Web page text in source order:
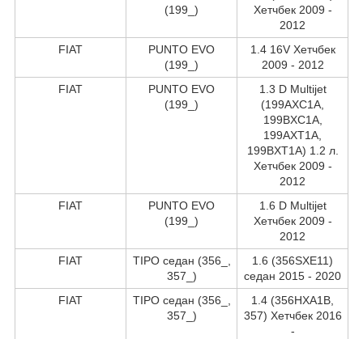
(199_)
Хетчбек 2009 -
2012
FIAT
PUNTO EVO
(199_)
1.4 16V Хетчбек
2009 - 2012
FIAT
PUNTO EVO
(199_)
1.3 D Multijet
(199AXC1A,
199BXC1A,
199AXT1A,
199BXT1A) 1.2 л.
Хетчбек 2009 -
2012
FIAT
PUNTO EVO
(199_)
1.6 D Multijet
Хетчбек 2009 -
2012
FIAT
TIPO седан (356_,
357_)
1.6 (356SXE11)
седан 2015 - 2020
FIAT
TIPO седан (356_,
357_)
1.4 (356HXA1B,
357) Хетчбек 2016
-